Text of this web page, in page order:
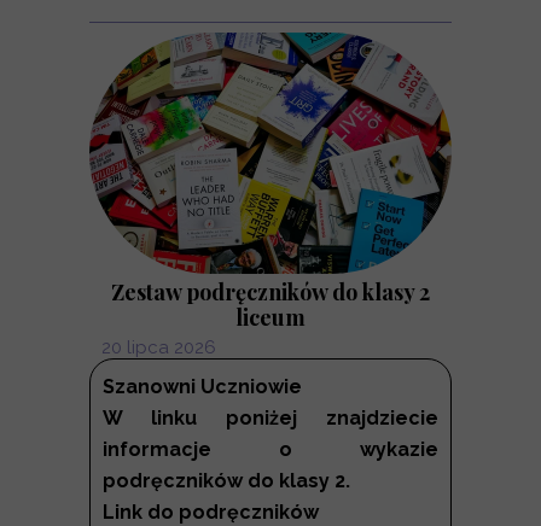
Zestaw podręczników do klasy 2
liceum
20 lipca 2026
Szanowni Uczniowie
W linku poniżej znajdziecie
informacje o wykazie
podręczników do klasy 2.
Link do podręczników